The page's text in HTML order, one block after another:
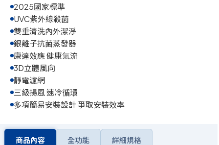
2025國家標準
UVC紫外線殺菌
雙重清洗內外潔淨
銀離子抗菌蒸發器
康達效應 健康氣流
3D立體風向
靜電濾網
三級揚風 速冷循環
多項簡易安裝設計 爭取安裝效率
商品內容 全功能 詳細規格